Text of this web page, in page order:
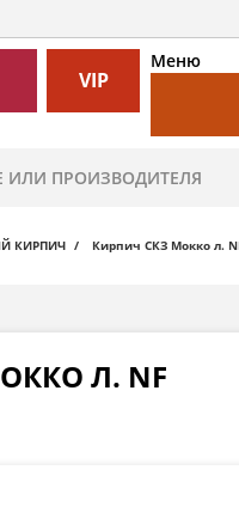
VIP
Меню
КИРПИЧ Кирпич СКЗ Мокко л.
Л. NF